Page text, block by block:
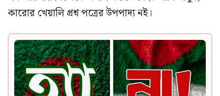
কারোর খেয়ালি প্রশ্ন পত্রের উপপাদ্য নই।